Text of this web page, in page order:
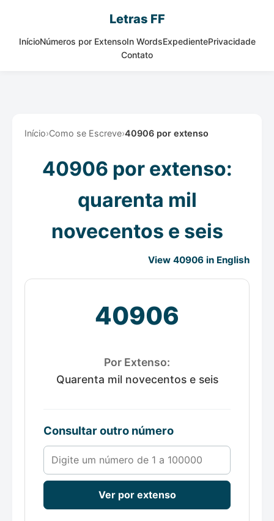
Letras FF
InícioNúmeros por ExtensoIn WordsExpedientePrivacidade
Contato
Início›Como se Escreve›40906 por extenso
40906 por extenso:
quarenta mil
novecentos e seis
View 40906 in English
40906
Por Extenso:
Quarenta mil novecentos e seis
Consultar outro número
Número de 1 a 100000
Ver por extenso